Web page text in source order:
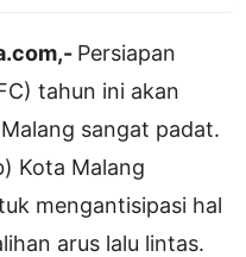
Persiapan
tahun ini akan
sangat padat.
Kota Malang
mengantisipasi hal
arus lalu lintas.